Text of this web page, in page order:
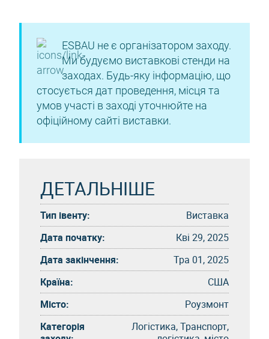
ESBAU не є організатором заходу.
Ми будуємо виставкові стенди на
заходах. Будь-яку інформацію, що
стосується дат проведення, місця та
умов участі в заході уточнюйте на
офіційному сайті виставки.
ДЕТАЛЬНІШЕ
Тип івенту:
Виставка
Дата початку:
Кві 29, 2025
Дата закінчення:
Тра 01, 2025
Країна:
США
Місто:
Роузмонт
Категорія
Логістика, Транспорт,